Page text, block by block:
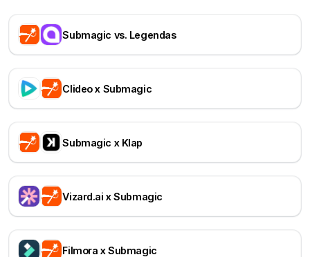
Submagic vs. Legendas
Clideo x Submagic
Submagic x Klap
Vizard.ai x Submagic
Filmora x Submagic